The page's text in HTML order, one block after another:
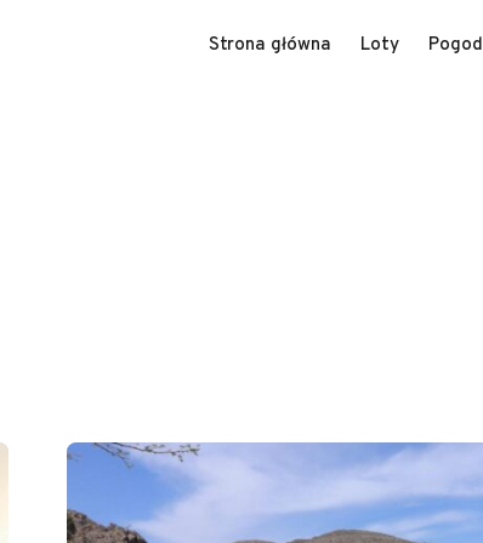
Strona główna Loty